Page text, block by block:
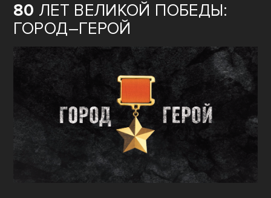
80 ЛЕТ ВЕЛИКОЙ ПОБЕДЫ:
ГОРОД–ГЕРОЙ